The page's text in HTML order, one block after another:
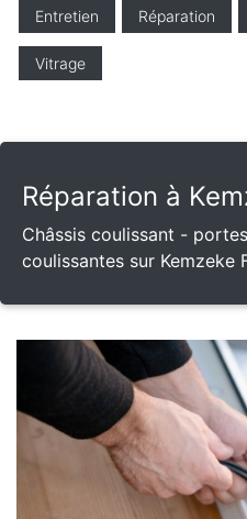
Entretien Réparation
Vitrage
Réparation à
Châssis coulissant -
coulissantes sur Kemzeke